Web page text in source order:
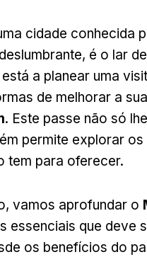
cidade conhecida
é o lar
está a planear uma
de melhorar a
. Este passe não só
permite explorar
tem para oferecer.
vamos aprofundar o
essenciais que deve
os benefícios do